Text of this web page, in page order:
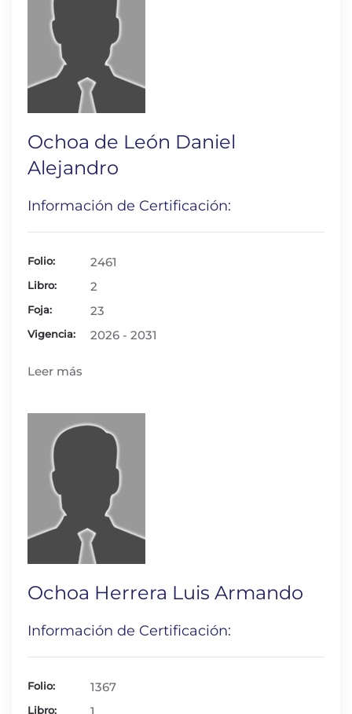
Ochoa de León Daniel
Alejandro
Información de Certificación:
Folio: 2461
Libro: 2
Foja: 23
Vigencia: 2026 - 2031
Leer más
Ochoa Herrera Luis Armando
Información de Certificación:
Folio: 1367
Libro: